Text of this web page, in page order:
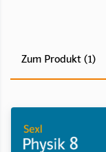
Zum Produkt (1)